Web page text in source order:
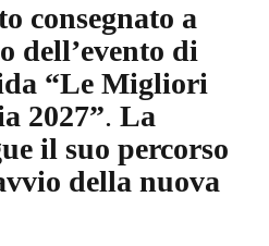
consegnato a
dell’evento di
“Le Migliori
2027”. La
il suo percorso
della nuova